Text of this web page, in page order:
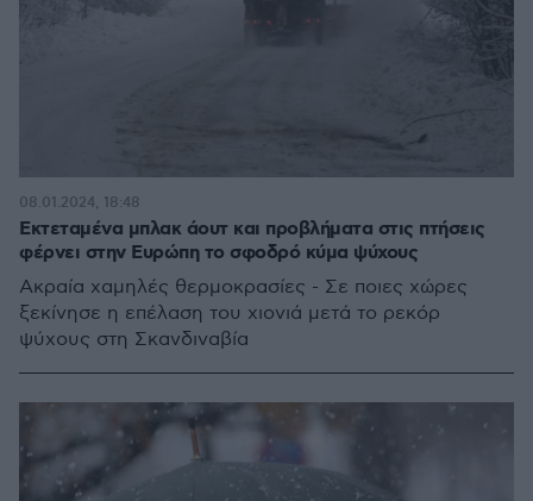
Εκτεταμένα μπλακ άουτ και προβλήματα στις πτήσεις
φέρνει στην Ευρώπη το σφοδρό κύμα ψύχους
Ακραία χαμηλές θερμοκρασίες - Σε ποιες χώρες
ξεκίνησε η επέλαση του χιονιά μετά το ρεκόρ
ψύχους στη Σκανδιναβία
08.01.2024, 18:48